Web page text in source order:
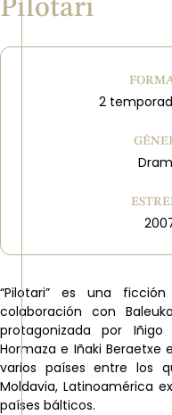
Pilotari
2
“Pilotari” es una
colaboración con
protagonizada por Iñigo
Hormaza e Iñaki Beraetxe
varios países entre los
Moldavia, Latinoamérica
países bálticos.